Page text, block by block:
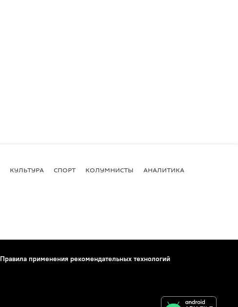
КУЛЬТУРА СПОРТ КОЛУМНИСТЫ АНАЛИТИКА
Правила применения рекомендательных технологий